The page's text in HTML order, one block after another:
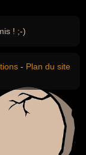
! ;-)
- Plan du site